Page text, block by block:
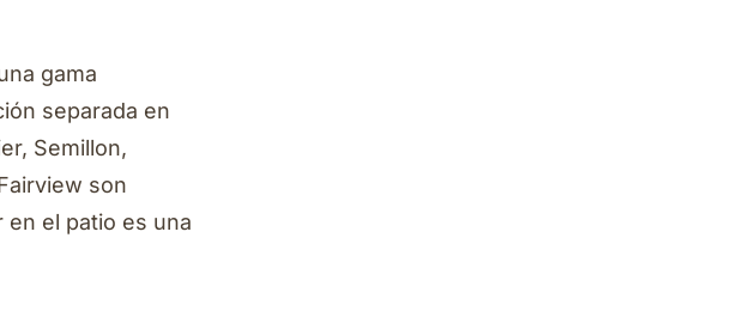
gama
separada en
Semillon,
son
el patio es una